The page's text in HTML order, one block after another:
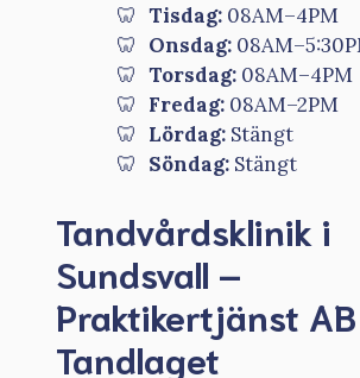
Tisdag: 08AM–4PM
Onsdag:
Torsdag: 08AM–4PM
Fredag: 08AM–2PM
Lördag: Stängt
Söndag: Stängt
Tandvårdsklinik i
Sundsvall –
Praktikertjänst AB
Tandlaget